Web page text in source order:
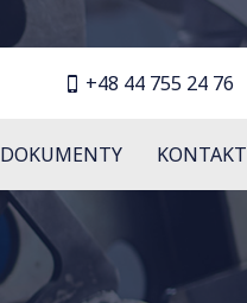
+48 44 755 24 76
DOKUMENTY KONTAKT